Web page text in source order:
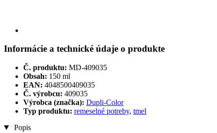
Informácie a technické údaje o produkte
Č. produktu: MD-409035
Obsah: 150 ml
EAN: 4048500409035
Č. výrobcu: 409035
Výrobca (značka): Dupli-Color
Typ produktu: remeselné potreby, tmel
Popis